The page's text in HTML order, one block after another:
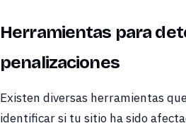
Herramientas para
penalizaciones
Existen diversas herramientas
identificar si tu sitio ha sido